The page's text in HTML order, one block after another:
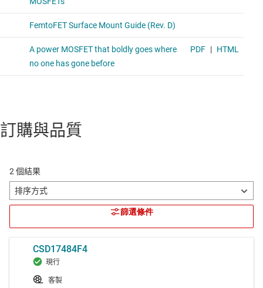
訂購與品質